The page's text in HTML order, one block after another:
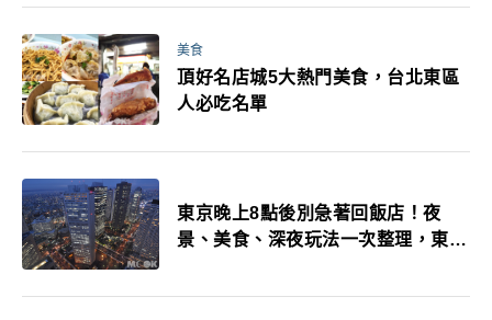
美食
頂好名店城5大熱門美食，台北東區
人必吃名單
東京晚上8點後別急著回飯店！夜
景、美食、深夜玩法一次整理，東京